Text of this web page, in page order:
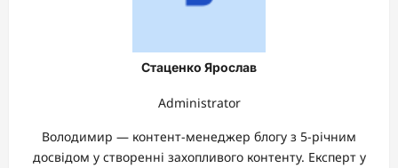
Стаценко Ярослав
Administrator
Володимир — контент-менеджер блогу з 5-річним
досвідом у створенні захопливого контенту. Експерт у